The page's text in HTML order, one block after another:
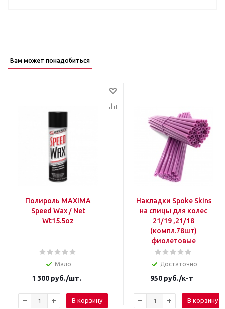
Вам может понадобиться
Полироль MAXIMA
Speed Wax / Net
Wt15.5oz
Мало
1 300руб./шт.
В корзину
Накладки Spoke Skins
на спицы для колес
21/19 ,21/18
(компл.78шт)
фиолетовые
Достаточно
950 руб./к-т
В корзину